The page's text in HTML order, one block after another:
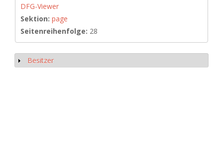
DFG-Viewer
Sektion: page
Seitenreihenfolge: 28
Show
Besitzer